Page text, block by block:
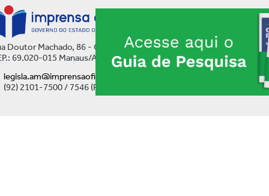
Doutor Machado, 86 - Centro
69.020-015 Manaus/AM
legisla.am@imprensaoficial.am.gov.br
(92) 2101-7500 / 7546 (Ramal)